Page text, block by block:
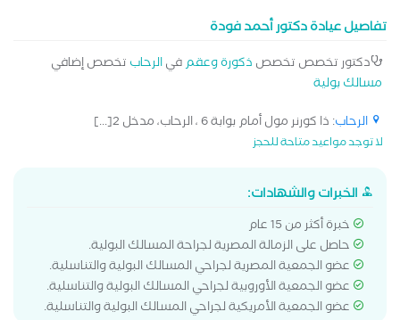
تفاصيل عيادة دكتور أحمد فودة
دكتور تخصص تخصص ذكورة وعقمفيالرحاب تخصص إضافي
مسالك بولية
الرحاب: ذا كورنر مول أمام بوابة 6 ، الرحاب، مدخل 2[...]
لا توجد مواعيد متاحة للحجز
الخبرات والشهادات:
خبرة أكثر من 15 عام
حاصل على الزمالة المصرية لجراحة المسالك البولية.
عضو الجمعية المصرية لجراحي المسالك البولية والتناسلية.
عضو الجمعية الأوروبية لجراحي المسالك البولية والتناسلية.
عضو الجمعية الأمريكية لجراحي المسالك البولية والتناسلية.